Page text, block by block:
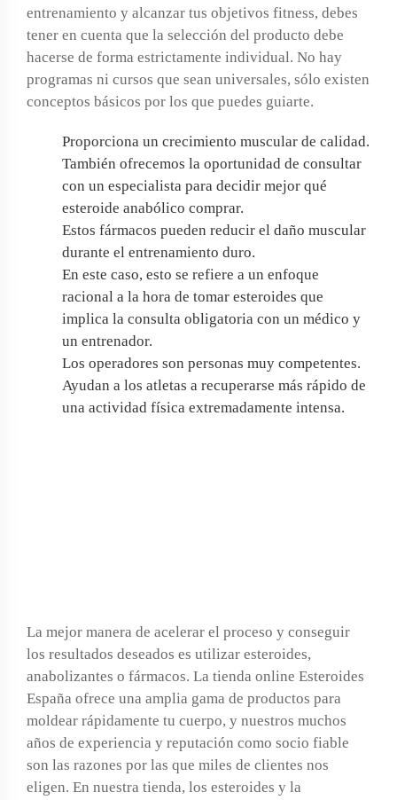
entrenamiento y alcanzar tus objetivos fitness, debes
tener en cuenta que la selección del producto debe
hacerse de forma estrictamente individual. No hay
programas ni cursos que sean universales, sólo existen
conceptos básicos por los que puedes guiarte.
Proporciona un crecimiento muscular de calidad.
También ofrecemos la oportunidad de consultar
con un especialista para decidir mejor qué
esteroide anabólico comprar.
Estos fármacos pueden reducir el daño muscular
durante el entrenamiento duro.
En este caso, esto se refiere a un enfoque
racional a la hora de tomar esteroides que
implica la consulta obligatoria con un médico y
un entrenador.
Los operadores son personas muy competentes.
Ayudan a los atletas a recuperarse más rápido de
una actividad física extremadamente intensa.
La mejor manera de acelerar el proceso y conseguir
los resultados deseados es utilizar esteroides,
anabolizantes o fármacos. La tienda online Esteroides
España ofrece una amplia gama de productos para
moldear rápidamente tu cuerpo, y nuestros muchos
años de experiencia y reputación como socio fiable
son las razones por las que miles de clientes nos
eligen. En nuestra tienda, los esteroides y la